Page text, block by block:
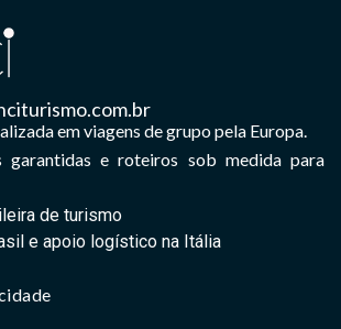
em viagens de grupo pela Europa.
garantidas e roteiros sob medida para
de turismo
e apoio logístico na Itália